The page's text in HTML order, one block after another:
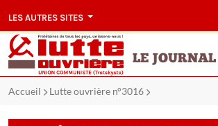
LES AUTRES SITES
LE JOURNAL
Accueil Lutte ouvrière n°3016